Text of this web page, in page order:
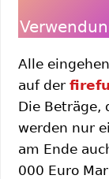
Alle
auf der
Die Beträge,
werden nur
am Ende
000 Euro